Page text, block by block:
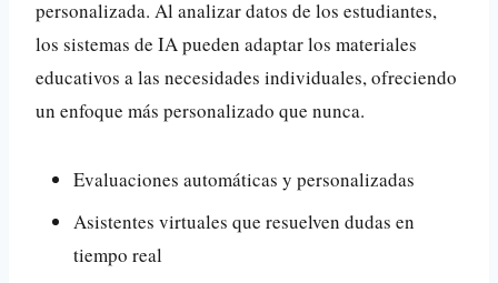
personalizada. Al analizar datos de los estudiantes,
los sistemas de IA pueden adaptar los materiales
educativos a las necesidades individuales, ofreciendo
un enfoque más personalizado que nunca.
Evaluaciones automáticas y personalizadas
Asistentes virtuales que resuelven dudas en
tiempo real